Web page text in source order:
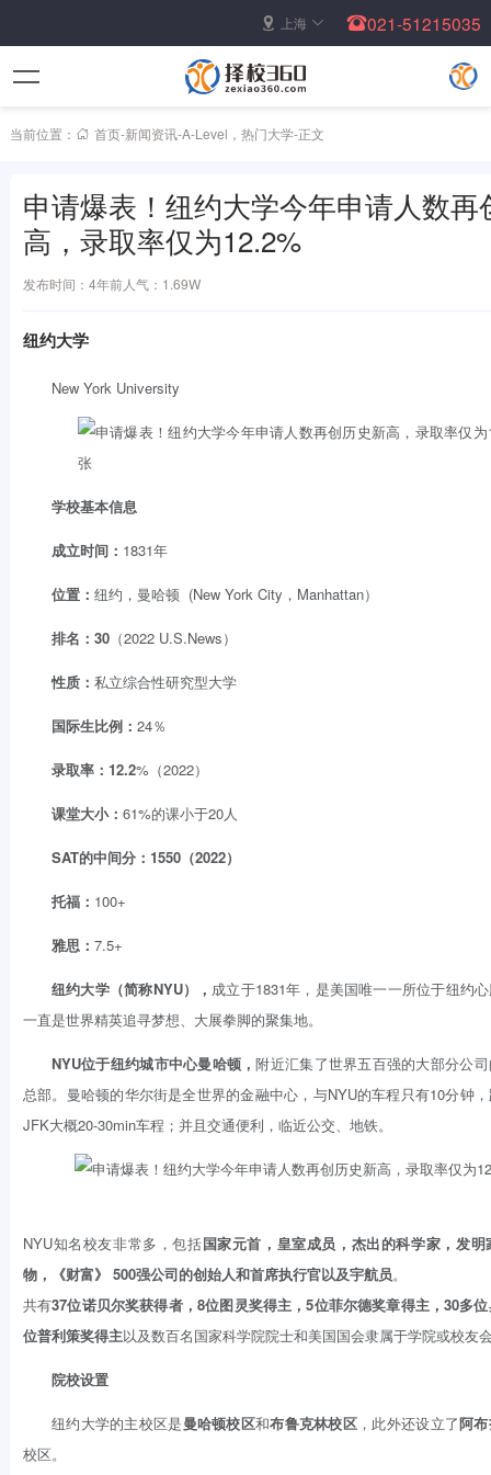
上海 021-51215035
当前位置： 首页-新闻资讯-A-Level ， 热门大学-正文
申请爆表！纽约大学今年申请人数再
高，录取率仅为12.2%
发布时间：4年前人气：1.69W
纽约大学
New York University
学校基本信息
成立时间： 1831年
位置： 纽约，曼哈顿 (New York City，Manhattan）
排名： 30（2022 U.S.News）
性质： 私立综合性研究型大学
国际生比例： 24％
录取率：12.2%（2022）
课堂大小： 61%的课小于20人
SAT的中间分：1550（2022）
托福： 100+
雅思： 7.5+
纽约大学（简称NYU）， 成立于1831年，是美国唯一一所位于纽约
一直是世界精英追寻梦想、大展拳脚的聚集地。
NYU位于纽约城市中心曼哈顿，附近汇集了世界五百强的大部分公
总部。曼哈顿的华尔街是全世界的金融中心，与NYU的车程只有10分钟
JFK大概20-30min车程；并且交通便利，临近公交、地铁。
NYU知名校友非常多，包括国家元首，皇室成员，杰出的科学家，发
物，《财富》 500强公司的创始人和首席执行官以及宇航员。
共有37位诺贝尔奖获得者，8位图灵奖得主，5位菲尔德奖章得主，30多
位普利策奖得主以及数百名国家科学院院士和美国国会隶属于学院或校友
院校设置
纽约大学的主校区是曼哈顿校区和布鲁克林校区 ，此外还设立了阿
校区。